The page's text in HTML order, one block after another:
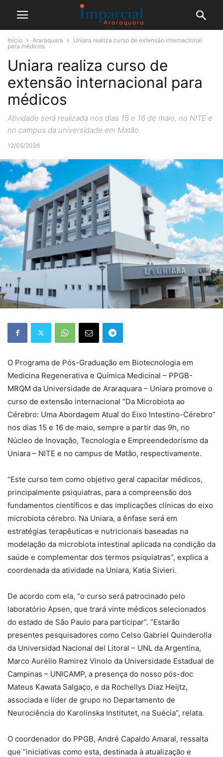
Início Araraquara
Uniara realiza curso de extensão internacional
para médicos
Uniara realiza curso de
extensão internacional para
médicos
Atividade será realizada nos dias 15 e 16 de maio, no NITE e
no campus da universidade em Matão
12/05/2026
O Programa de Pós-Graduação em Biotecnologia em
Medicina Regenerativa e Química Medicinal – PPGB-
MRQM da Universidade de Araraquara – Uniara promove o
curso de extensão internacional “Da Microbiota ao
Cérebro: Uma Abordagem Atual do Eixo Intestino-Cérebro”
nos dias 15 e 16 de maio, sempre a partir das 9h, no
Núcleo de Inovação, Tecnologia e Empreendedorismo da
Uniara – NITE e no campus de Matão, respectivamente.
“Este curso tem como objetivo geral capacitar médicos,
principalmente psiquiatras, para a compreensão dos
fundamentos científicos e das implicações clínicas do eixo
microbiota cérebro. Na Uniara, a ênfase será em
estratégias terapêuticas e nutricionais baseadas na
modelação da microbiota intestinal aplicada na condição da
saúde e complementar dos termos psiquiatras”, explica a
coordenada da atividade na Uniara, Katia Sivieri.
De acordo com ela, “o curso será patrocinado pelo
laboratório Apsen, que trará vinte médicos selecionados
do estado de São Paulo para participar”. “Estarão
presentes pesquisadores como Celso Gabriel Quinderolla
da Universidad Nacional del Litoral – UNL da Argentina,
Marco Aurélio Ramirez Vinolo da Universidade Estadual de
Campinas – UNICAMP, a presença do nosso pós-doc
Mateus Kawata Salgaço, e da Rochellys Diaz Heijtz,
associada e líder de grupo no Departamento de
Neurociência do Karolinska Institutet, na Suécia”, relata.
O coordenador do PPGB, André Capaldo Amaral, ressalta
que “iniciativas como esta, destinada à atualização e